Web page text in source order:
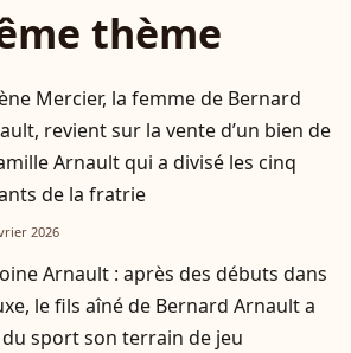
thème
Mercier, la femme de Bernard
revient sur la vente d’un bien de
Arnault qui a divisé les cinq
de la fratrie
2026
Arnault : après des débuts dans
le fils aîné de Bernard Arnault a
sport son terrain de jeu